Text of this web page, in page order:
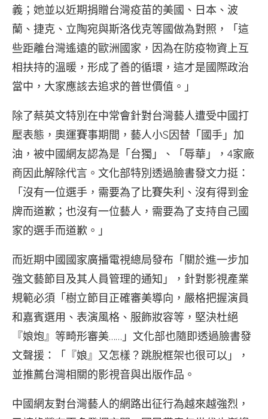
義；她並以近期捐贈台灣疫苗的美國、日本、波
蘭、捷克、立陶宛與斯洛伐克等國做為對照，「這
些距離台灣遙遠的歐洲國家，因為在防疫物資上互
相扶持的溫暖，形成了善的循環，這才是國際政治
當中，大家應該去追求的普世價值。」
除了蔡英文特別在中常會針對台灣藝人遭受中國打
壓表態，奧運賽事期間，藝人小S因替「國手」加
油，被中國網友認為是「台獨」、「辱華」，4家廠
商因此解除代言。文化部特別透過臉書發文力挺：
「沒有一位選手，需要為了比賽失利、沒有得到金
牌而道歉；也沒有一位藝人，需要為了支持自己國
家的選手而道歉。」
而近期中國國家廣播電視總局發布「關於進一步加
強文藝節目及其人員管理的通知」，針對影視產業
規範必須「樹立節目正確審美導向，嚴格把握演員
和嘉賓選用、表演風格、服飾妝容等，堅決杜絕
『娘炮』等畸形審美……」文化部也隨即透過臉書發
文聲援：「『娘』又怎樣？跳脫框架也很可以」，
並推薦台灣相關的影視音與出版作品。
中國網友對台灣藝人的網路出征行為越來越強烈，